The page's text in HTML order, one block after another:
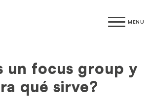
MENU
un focus group y
qué sirve?